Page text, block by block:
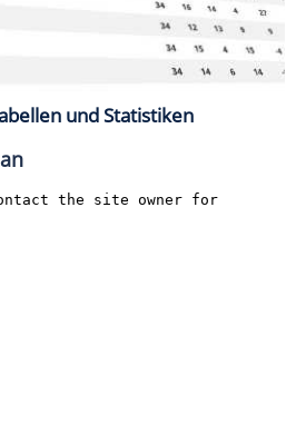
und Statistiken